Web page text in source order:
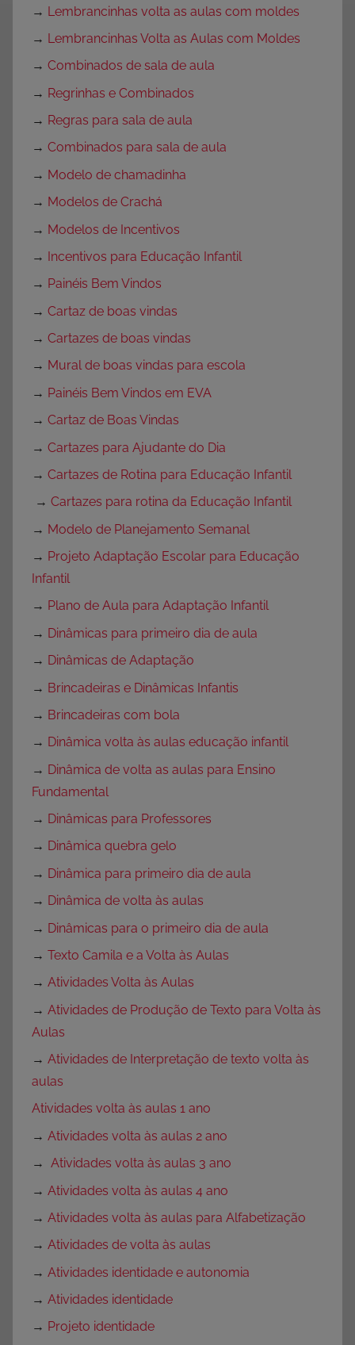
→ Lembrancinhas volta as aulas com moldes
→ Lembrancinhas Volta as Aulas com Moldes
→ Combinados de sala de aula
→ Regrinhas e Combinados
→ Regras para sala de aula
→ Combinados para sala de aula
→ Modelo de chamadinha
→ Modelos de Crachá
→ Modelos de Incentivos
→ Incentivos para Educação Infantil
→ Painéis Bem Vindos
→ Cartaz de boas vindas
→ Cartazes de boas vindas
→ Mural de boas vindas para escola
→ Painéis Bem Vindos em EVA
→ Cartaz de Boas Vindas
→ Cartazes para Ajudante do Dia
→ Cartazes de Rotina para Educação Infantil
→ Cartazes para rotina da Educação Infantil
→ Modelo de Planejamento Semanal
→ Projeto Adaptação Escolar para Educação
Infantil
→ Plano de Aula para Adaptação Infantil
→ Dinâmicas para primeiro dia de aula
→ Dinâmicas de Adaptação
→ Brincadeiras e Dinâmicas Infantis
→ Brincadeiras com bola
→ Dinâmica volta às aulas educação infantil
→ Dinâmica de volta as aulas para Ensino
Fundamental
→ Dinâmicas para Professores
→ Dinâmica quebra gelo
→ Dinâmica para primeiro dia de aula
→ Dinâmica de volta às aulas
→ Dinâmicas para o primeiro dia de aula
→ Texto Camila e a Volta às Aulas
→ Atividades Volta às Aulas
→ Atividades de Produção de Texto para Volta às
Aulas
→ Atividades de Interpretação de texto volta às
aulas
Atividades volta às aulas 1 ano
→ Atividades volta às aulas 2 ano
→ Atividades volta às aulas 3 ano
→ Atividades volta às aulas 4 ano
→ Atividades volta às aulas para Alfabetização
→ Atividades de volta às aulas
→ Atividades identidade e autonomia
→ Atividades identidade
→ Projeto identidade